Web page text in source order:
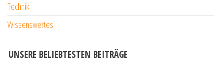
Technik
Wissenswertes
UNSERE BELIEBTESTEN BEITRÄGE